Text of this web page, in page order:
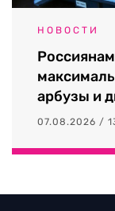
НОВОСТИ
арбузы и
07.08.2026 /